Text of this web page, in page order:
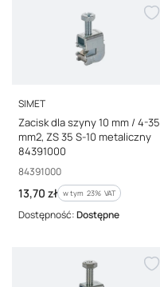
PRODUCENT
SIMET
Zacisk dla szyny 10 mm / 4-35
mm2, ZS 35 S-10 metaliczny
84391000
Kod producenta
84391000
Cena brutto
13,70 zł w tym %s VAT
w tym 23% VAT
Dostępność:Dostępne